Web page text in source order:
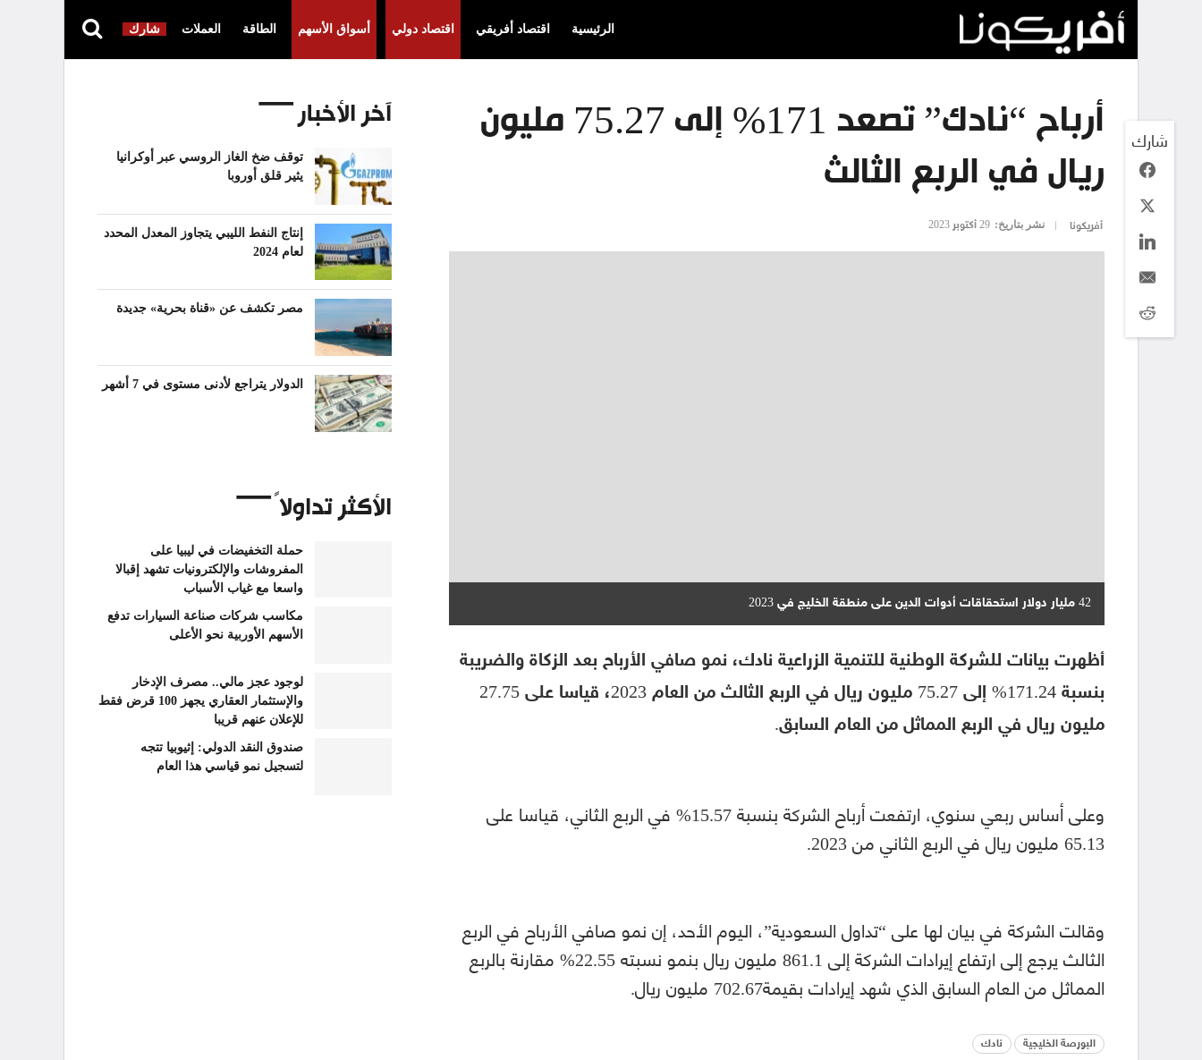
الرئيسية اقتصاد أفريقي اقتصاد دولي أسواق الأسهم الطاقة العملات شارك
أرباح “نادك” تصعد 171% إلى 75.27 مليون
ريال في الربع الثالث
أفريكونا نشر بتاريخ: 29 أكتوبر 2023
42 مليار دولار استحقاقات أدوات الدين على منطقة الخليج في 2023
شارك
أظهرت بيانات للشركة الوطنية للتنمية الزراعية نادك، نمو صافي الأرباح بعد الزكاة والضريبة
بنسبة 171.24% إلى 75.27 مليون ريال في الربع الثالث من العام 2023، قياسا على 27.75
مليون ريال في الربع المماثل من العام السابق.
وعلى أساس ربعي سنوي، ارتفعت أرباح الشركة بنسبة 15.57% في الربع الثاني، قياسا على
65.13 مليون ريال في الربع الثاني من 2023.
وقالت الشركة في بيان لها على “تداول السعودية”، اليوم الأحد، إن نمو صافي الأرباح في الربع
الثالث يرجع إلى ارتفاع إيرادات الشركة إلى 861.1 مليون ريال بنمو نسبته 22.55% مقارنة بالربع
المماثل من العام السابق الذي شهد إيرادات بقيمة702.67 مليون ريال.
البورصة الخليجية نادك
آخر الأخبار
توقف ضخ الغاز الروسي عبر أوكرانيا
يثير قلق أوروبا
إنتاج النفط الليبي يتجاوز المعدل المحدد
لعام 2024
مصر تكشف عن «قناة بحرية» جديدة
الدولار يتراجع لأدنى مستوى في 7 أشهر
الأكثر تداولاً
حملة التخفيضات في ليبيا على
المفروشات والإلكترونيات تشهد إقبالا
واسعا مع غياب الأسباب
مكاسب شركات صناعة السيارات تدفع
الأسهم الأوربية نحو الأعلى
لوجود عجز مالي.. مصرف الإدخار
والإستثمار العقاري يجهز 100 قرض فقط
للإعلان عنهم قريبا
صندوق النقد الدولي: إثيوبيا تتجه
لتسجيل نمو قياسي هذا العام